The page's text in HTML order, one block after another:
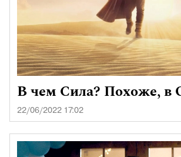
В чем Сила? Похоже, в
22/06/2022 17:02